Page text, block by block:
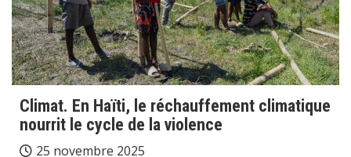
Climat. En Haïti, le réchauffement climatique
nourrit le cycle de la violence
25 novembre 2025